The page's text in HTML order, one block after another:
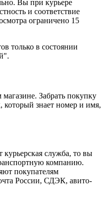
Вы при курьере
и соответствие
ограничено 15
только в состоянии
Забрать покупку
знает номер и имя,
курьерская служба, то вы
компанию.
покупателям
России, СДЭК, авито-